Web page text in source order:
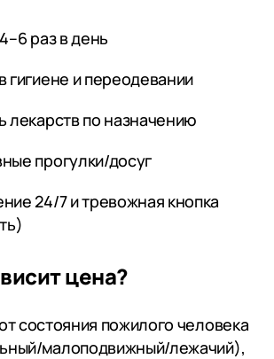
раз в день
гигиене и переодевании
лекарств по назначению
прогулки/досуг
24/7 и тревожная кнопка
цена?
состояния пожилого человека
малоподвижный/лежачий),